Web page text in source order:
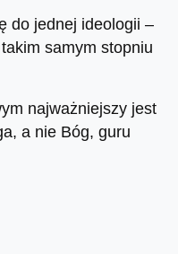
do jednej ideologii –
samym stopniu
najważniejszy jest
a nie Bóg, guru